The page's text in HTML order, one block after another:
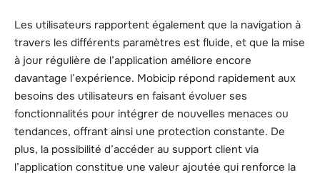
Les utilisateurs rapportent également que la navigation à
travers les différents paramètres est fluide, et que la mise
à jour régulière de l’application améliore encore
davantage l’expérience. Mobicip répond rapidement aux
besoins des utilisateurs en faisant évoluer ses
fonctionnalités pour intégrer de nouvelles menaces ou
tendances, offrant ainsi une protection constante. De
plus, la possibilité d’accéder au support client via
l’application constitue une valeur ajoutée qui renforce la